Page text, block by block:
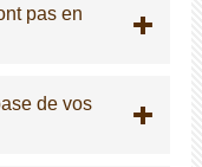
pas en
de vos